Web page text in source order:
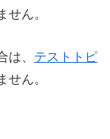
せん。
は、 テストトピ
せん。